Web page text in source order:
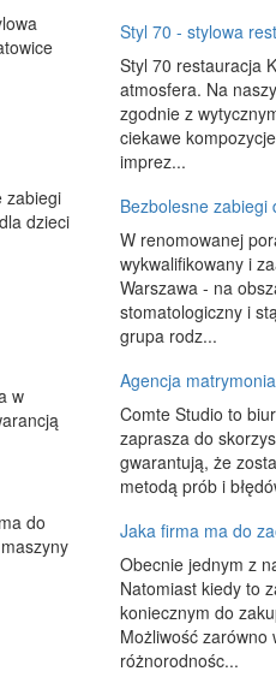
Styl 70 - stylowa
Styl 70 restauracja
atmosfera. Na
zgodnie z
ciekawe
imprez...
Bezbolesne zabiegi
W renomowanej
wykwalifikowany i
Warszawa - na
stomatologiczny i
grupa rodz...
Agencja
Comte Studio to
zaprasza do
gwarantują, że
metodą prób i
Jaka firma ma do
Obecnie jednym z
Natomiast kiedy to
koniecznym do
Możliwość zarówno
różnorodnośc...